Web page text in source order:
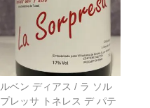
ルベン ディアス / ラ ソル
プレッサ トネレス デ パテ